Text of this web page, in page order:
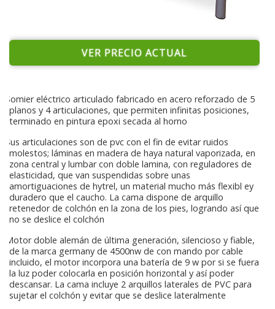
VER PRECIO ACTUAL
Somier eléctrico articulado fabricado en acero reforzado de 5
planos y 4 articulaciones, que permiten infinitas posiciones,
terminado en pintura epoxi secada al horno
Sus articulaciones son de pvc con el fin de evitar ruidos
molestos; láminas en madera de haya natural vaporizada, en
zona central y lumbar con doble lamina, con reguladores de
elasticidad, que van suspendidas sobre unas
amortiguaciones de hytrel, un material mucho más flexibl ey
duradero que el caucho. La cama dispone de arquillo
retenedor de colchón en la zona de los pies, logrando así que
no se deslice el colchón
Motor doble alemán de última generación, silencioso y fiable,
de la marca germany de 4500nw de con mando por cable
incluido, el motor incorpora una batería de 9 w por si se fuera
la luz poder colocarla en posición horizontal y así poder
descansar. La cama incluye 2 arquillos laterales de PVC para
sujetar el colchón y evitar que se deslice lateralmente